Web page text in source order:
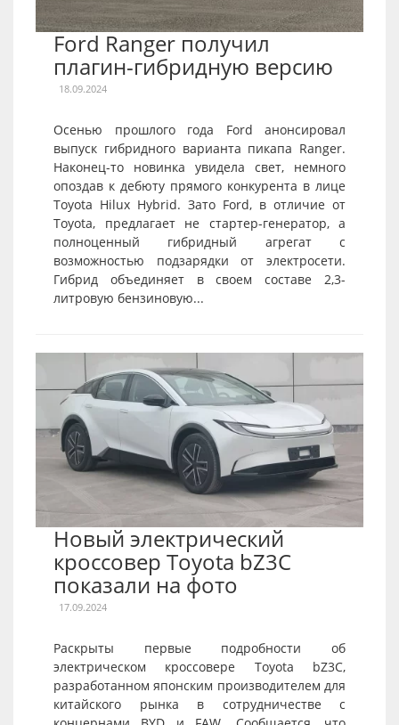
Ford Ranger получил
плагин-гибридную версию
18.09.2024
Осенью прошлого года Ford анонсировал
выпуск гибридного варианта пикапа Ranger.
Наконец-то новинка увидела свет, немного
опоздав к дебюту прямого конкурента в лице
Toyota Hilux Hybrid. Зато Ford, в отличие от
Toyota, предлагает не стартер-генератор, а
полноценный гибридный агрегат с
возможностью подзарядки от электросети.
Гибрид объединяет в своем составе 2,3-
литровую бензиновую...
Новый электрический
кроссовер Toyota bZ3C
показали на фото
17.09.2024
Раскрыты первые подробности об
электрическом кроссовере Toyota bZ3C,
разработанном японским производителем для
китайского рынка в сотрудничестве с